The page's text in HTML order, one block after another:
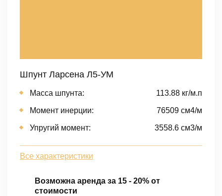
Шпунт Ларсена Л5-УМ
Масса шпунта: 113.88 кг/м.п
Момент инерции: 76509 cм4/м
Упругий момент: 3558.6 cм3/м
Все характеристики
Возможна аренда за 15 - 20% от
стоимости